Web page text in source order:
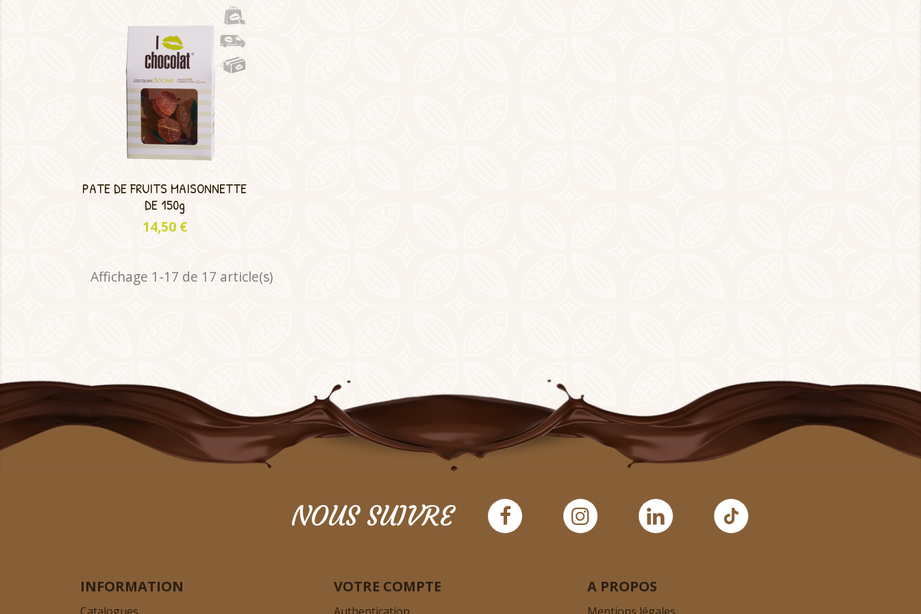
PATE DE FRUITS MAISONNETTE
DE 150g
Prix
14,50 €
Affichage 1-17 de 17 article(s)
NOUS SUIVRE
INFORMATION VOTRE COMPTE A PROPOS